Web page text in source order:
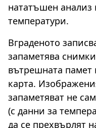
нататъшен анализ
температури.
Вграденото
запаметява
вътрешната памет
карта.
запаметяват не
(с данни за
да се прехвърлят